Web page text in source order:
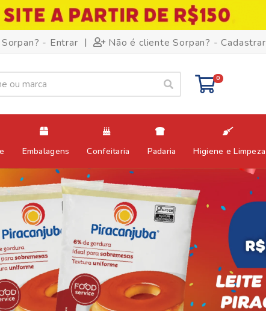
- Entrar | Não é cliente Sorpan? - Cadastrar
0
Embalagens Confeitaria Padaria Higiene e Limpeza